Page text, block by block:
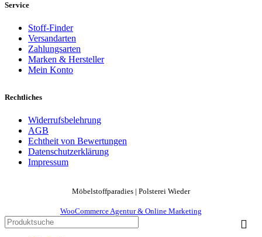
Service
Stoff-Finder
Versandarten
Zahlungsarten
Marken & Hersteller
Mein Konto
Rechtliches
Widerrufsbelehrung
AGB
Echtheit von Bewertungen
Datenschutzerklärung
Impressum
Möbelstoffparadies | Polsterei Wieder
WooCommerce Agentur & Online Marketing